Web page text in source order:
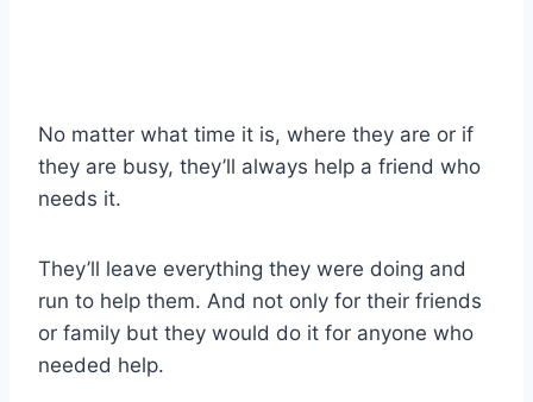
No matter what time it is, where they are or if
they are busy, they’ll always help a friend who
needs it.
They’ll leave everything they were doing and
run to help them. And not only for their friends
or family but they would do it for anyone who
needed help.